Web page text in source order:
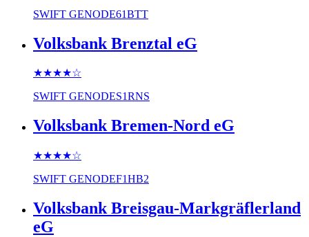
SWIFT GENODE61BTT
Volksbank Brenztal eG
★★★★☆
SWIFT GENODES1RNS
Volksbank Bremen-Nord eG
★★★★☆
SWIFT GENODEF1HB2
Volksbank Breisgau-Markgräflerland
eG